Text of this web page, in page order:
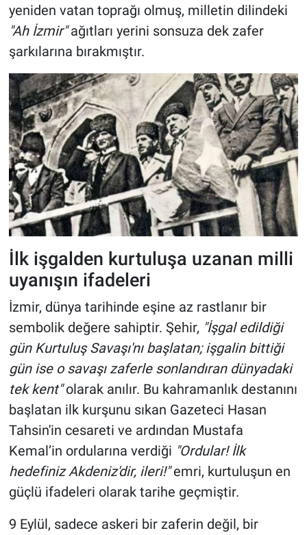
yeniden vatan toprağı olmuş, milletin dilindeki
"Ah İzmir"ağıtları yerini sonsuza dek zafer
şarkılarına bırakmıştır.
İlk işgalden kurtuluşa uzanan milli
uyanışın ifadeleri
İzmir, dünya tarihinde eşine az rastlanır bir
sembolik değere sahiptir. Şehir, "İşgal edildiği
gün Kurtuluş Savaşı'nı başlatan; işgalin bittiği
gün ise o savaşı zaferle sonlandıran dünyadaki
tek kent"olarak anılır. Bu kahramanlık destanını
başlatan ilk kurşunu sıkan Gazeteci Hasan
Tahsin'in cesareti ve ardından Mustafa
Kemal’in ordularına verdiği "Ordular! İlk
hedefiniz Akdeniz'dir, ileri!"emri, kurtuluşun en
güçlü ifadeleri olarak tarihe geçmiştir.
9 Eylül, sadece askeri bir zaferin değil, bir